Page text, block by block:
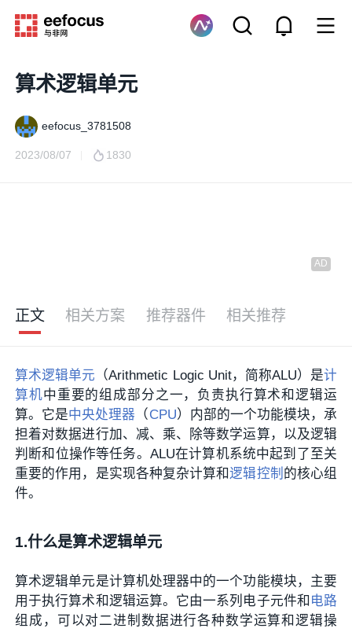
算术逻辑单元
eefocus_3781508
2023/08/07 1830
正文 相关方案 推荐器件 相关推荐
算术逻辑单元 （Arithmetic Logic Unit，简称ALU）是计
算机中重要的组成部分之一，负责执行算术和逻辑运
算。它是中央处理器 （ CPU）内部的一个功能模块，承
担着对数据进行加、减、乘、除等数学运算，以及逻辑
判断和位操作等任务。ALU在计算机系统中起到了至关
重要的作用，是实现各种复杂计算和逻辑控制 的核心组
件。
1.什么是算术逻辑单元
算术逻辑单元是计算机处理器中的一个功能模块，主要
用于执行算术和逻辑运算。它由一系列电子元件和 电路
组成，可以对二进制数据进行各种数学运算和逻辑操